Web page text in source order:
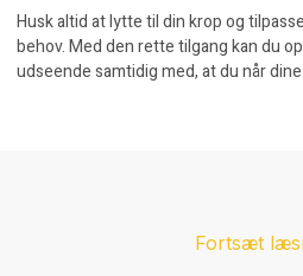
Husk altid at lytte til din krop og
behov. Med den rette tilgang kan du
udseende samtidig med, at du når
Fortsæt